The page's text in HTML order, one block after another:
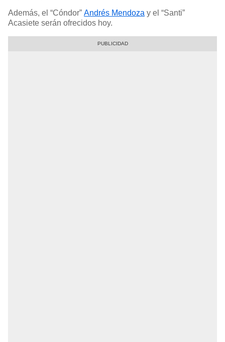
Además, el “Cóndor” Andrés Mendoza y el “Santi”
Acasiete serán ofrecidos hoy.